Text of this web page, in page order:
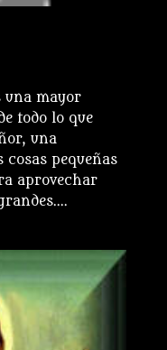
una mayor
todo lo que
una
pequeñas
aprovechar